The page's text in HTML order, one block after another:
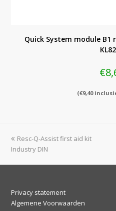
Quick System module
€
(€9,40
previous
post:
Resc-Q-Assist first aid kit
Industry DIN
Privacy statement
Algemene Voorwaarden